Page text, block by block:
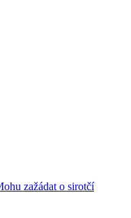
zažádat o sirotčí